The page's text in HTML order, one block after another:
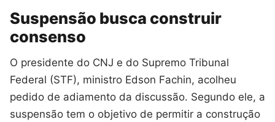
Suspensão busca construir
consenso
O presidente do CNJ e do Supremo Tribunal
Federal (STF), ministro Edson Fachin, acolheu
pedido de adiamento da discussão. Segundo ele, a
suspensão tem o objetivo de permitir a construção